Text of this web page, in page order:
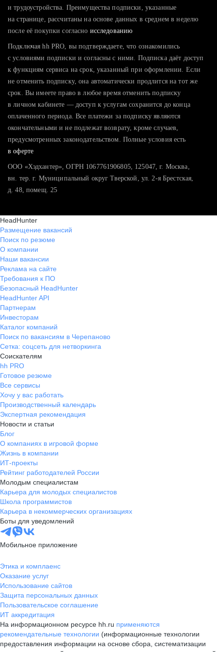
тратите много времени на поиск и вручную поднимаете
хотите сравнить себя с конкурентами и оценить шансы
и трудоустройства. Преимущества подписки, указанные
на странице, рассчитаны на основе данных в среднем в неделю
после её покупки согласно исследованию
Подключая hh PRO, вы подтверждаете, что ознакомились
с условиями подписки и согласны с ними. Подписка даёт доступ
к функциям сервиса на срок, указанный при оформлении. Если
не отменить подписку, она автоматически продлится на тот же
срок. Вы имеете право в любое время отменить подписку
в личном кабинете — доступ к услугам сохранится до конца
оплаченного периода. Все платежи за подписку являются
окончательными и не подлежат возврату, кроме случаев,
предусмотренных законодательством. Полные условия есть
в оферте
ООО «Хэдхантер», ОГРН 1067761906805, 125047, г. Москва,
вн. тер. г. Муниципальный округ Тверской, ул. 2-я Брестская,
д. 48, помещ. 25
HeadHunter
Размещение вакансий
Поиск по резюме
О компании
Наши вакансии
Реклама на сайте
Требования к ПО
Безопасный HeadHunter
HeadHunter API
Партнерам
Инвесторам
Каталог компаний
Поиск по вакансиям в Черепаново
Сетка: соцсеть для нетворкинга
Соискателям
hh PRO
Готовое резюме
Все сервисы
Хочу у вас работать
Производственный календарь
Экспертная рекомендация
Новости и статьи
Блог
О компаниях в игровой форме
Жизнь в компании
ИТ-проекты
Рейтинг работодателей России
Молодым специалистам
Карьера для молодых специалистов
Школа программистов
Карьера в некоммерческих организациях
Боты для уведомлений
Мобильное приложение
Этика и комплаенс
Оказание услуг
Использование сайтов
Защита персональных данных
Пользовательское соглашение
ИТ аккредитация
На информационном ресурсе hh.ru применяются
рекомендательные технологии (информационные технологии
предоставления информации на основе сбора, систематизации